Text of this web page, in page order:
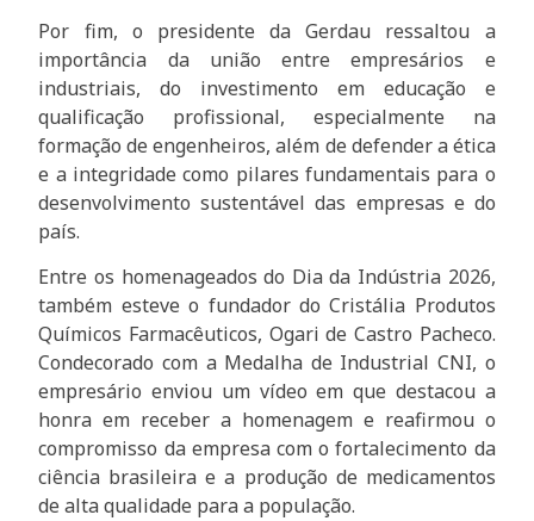
Por fim, o presidente da Gerdau ressaltou a
importância da união entre empresários e
industriais, do investimento em educação e
qualificação profissional, especialmente na
formação de engenheiros, além de defender a ética
e a integridade como pilares fundamentais para o
desenvolvimento sustentável das empresas e do
país.
Entre os homenageados do Dia da Indústria 2026,
também esteve o fundador do Cristália Produtos
Químicos Farmacêuticos, Ogari de Castro Pacheco.
Condecorado com a Medalha de Industrial CNI, o
empresário enviou um vídeo em que destacou a
honra em receber a homenagem e reafirmou o
compromisso da empresa com o fortalecimento da
ciência brasileira e a produção de medicamentos
de alta qualidade para a população.